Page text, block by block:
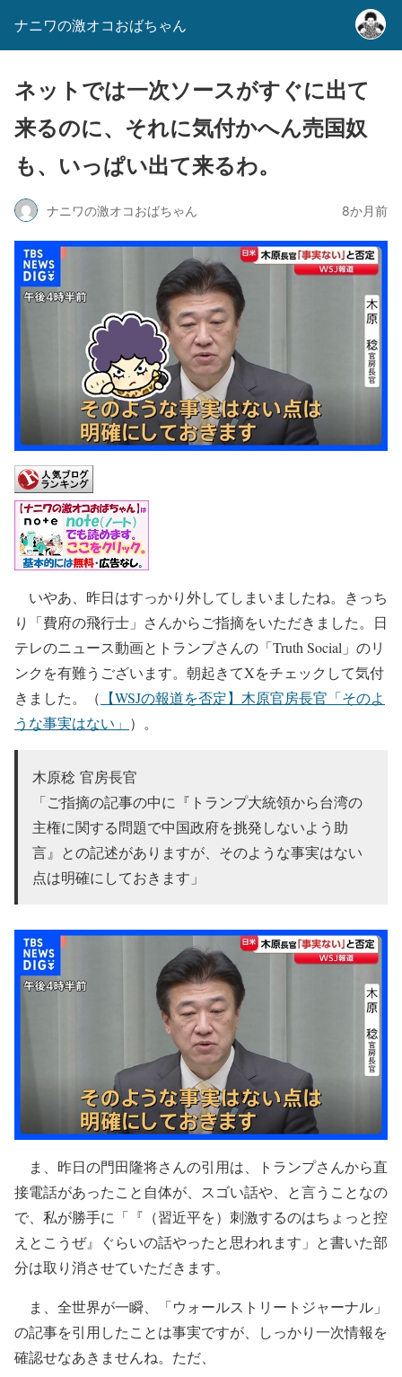
ナニワの激オコおばちゃん
ネットでは一次ソースがすぐに出て
来るのに、それに気付かへん売国奴
も、いっぱい出て来るわ。
ナニワの激オコおばちゃん 8か月前
いやあ、昨日はすっかり外してしまいましたね。きっち
り「費府の飛行士」さんからご指摘をいただきました。日
テレのニュース動画とトランプさんの「Truth Social」のリ
ンクを有難うございます。朝起きてXをチェックして気付
きました。（ 【WSJの報道を否定】木原官房長官「そのよ
うな事実はない」 ）。
木原稔 官房長官
「ご指摘の記事の中に『トランプ大統領から台湾の
主権に関する問題で中国政府を挑発しないよう助
言』との記述がありますが、そのような事実はない
点は明確にしておきます」
ま、昨日の門田隆将さんの引用は、トランプさんから直
接電話があったこと自体が、スゴい話や、と言うことなの
で、私が勝手に「『（習近平を）刺激するのはちょっと控
えとこうぜ』ぐらいの話やったと思われます」と書いた部
分は取り消させていただきます。
ま、全世界が一瞬、「ウォールストリートジャーナル」
の記事を引用したことは事実ですが、しっかり一次情報を
確認せなあきませんね。ただ、